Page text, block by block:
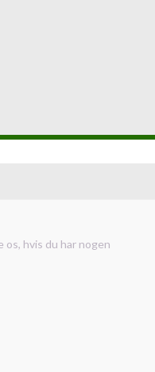
hvis du har nogen